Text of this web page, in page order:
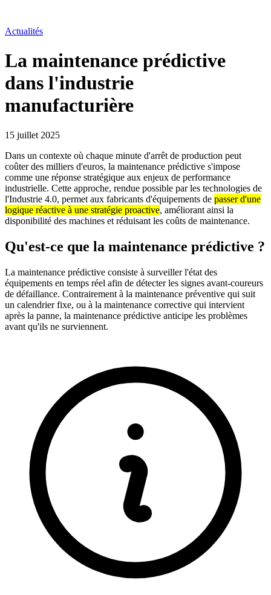
Actualités
La maintenance prédictive
dans l'industrie
manufacturière
15 juillet 2025
Dans un contexte où chaque minute d'arrêt de production peut
coûter des milliers d'euros, la maintenance prédictive s'impose
comme une réponse stratégique aux enjeux de performance
industrielle. Cette approche, rendue possible par les technologies de
l'Industrie 4.0, permet aux fabricants d'équipements de passer d'une
logique réactive à une stratégie proactive, améliorant ainsi la
disponibilité des machines et réduisant les coûts de maintenance.
Qu'est-ce que la maintenance prédictive ?
La maintenance prédictive consiste à surveiller l'état des
équipements en temps réel afin de détecter les signes avant-coureurs
de défaillance. Contrairement à la maintenance préventive qui suit
un calendrier fixe, ou à la maintenance corrective qui intervient
après la panne, la maintenance prédictive anticipe les problèmes
avant qu'ils ne surviennent.